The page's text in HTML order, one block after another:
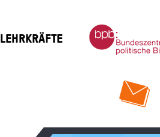
Bundeszentrale
für
politische